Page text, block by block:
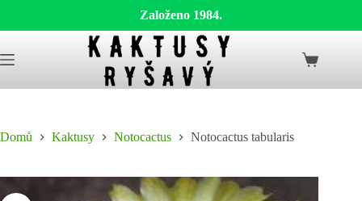
Založeno 1984.
to
content
Shopping
Domů Kaktusy Notocactus Notocactus tabularis